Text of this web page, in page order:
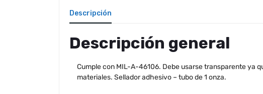
Descripción
Descripción general
Cumple con MIL-A-46106. Debe usarse transparente ya
materiales. Sellador adhesivo – tubo de 1 onza.